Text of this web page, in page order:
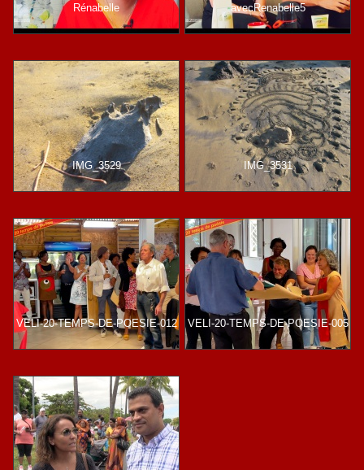
Rénabelle avecRenabelle5
IMG_3529 IMG_3531
VELI-20-TEMPS-DE-POESIE-012 VELI-20-TEMPS-DE-POESIE-005